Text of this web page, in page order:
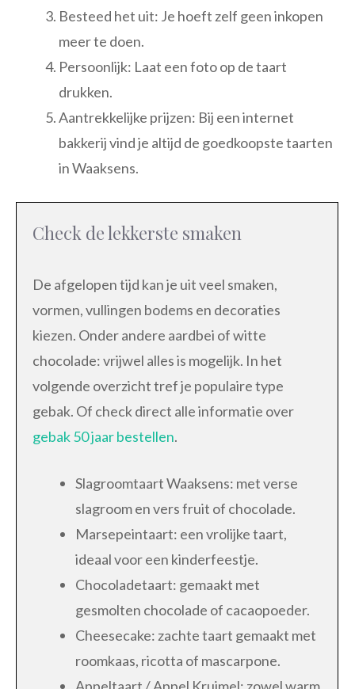
Besteed het uit: Je hoeft zelf geen inkopen
meer te doen.
Persoonlijk: Laat een foto op de taart
drukken.
Aantrekkelijke prijzen: Bij een internet
bakkerij vind je altijd de goedkoopste taarten
in Waaksens.
Check de lekkerste smaken
De afgelopen tijd kan je uit veel smaken,
vormen, vullingen bodems en decoraties
kiezen. Onder andere aardbei of witte
chocolade: vrijwel alles is mogelijk. In het
volgende overzicht tref je populaire type
gebak. Of check direct alle informatie over
gebak 50 jaar bestellen.
Slagroomtaart Waaksens: met verse
slagroom en vers fruit of chocolade.
Marsepeintaart: een vrolijke taart,
ideaal voor een kinderfeestje.
Chocoladetaart: gemaakt met
gesmolten chocolade of cacaopoeder.
Cheesecake: zachte taart gemaakt met
roomkaas, ricotta of mascarpone.